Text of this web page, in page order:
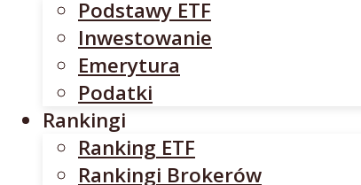
Rankingi
Ranking ETF
Rankingi Brokerów
Brokerzy
DM BOŚ
INTERACTIVE BROKERS
Podstawy ETF
Inwestowanie
Emerytura
Podatki
Rankingi
Ranking ETF
Rankingi Brokerów